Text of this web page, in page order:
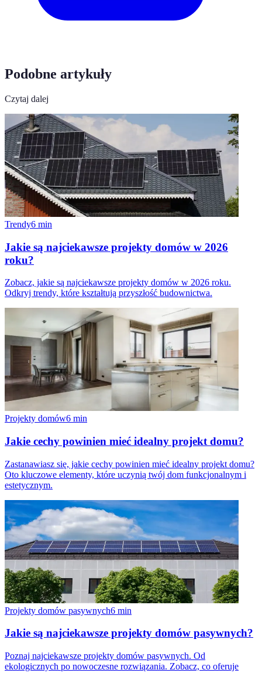
Podobne artykuły
Czytaj dalej
Trendy6 min
Jakie są najciekawsze projekty domów w 2026
roku?
Zobacz, jakie są najciekawsze projekty domów w 2026 roku.
Odkryj trendy, które kształtują przyszłość budownictwa.
Projekty domów6 min
Jakie cechy powinien mieć idealny projekt domu?
Zastanawiasz się, jakie cechy powinien mieć idealny projekt domu?
Oto kluczowe elementy, które uczynią twój dom funkcjonalnym i
estetycznym.
Projekty domów pasywnych6 min
Jakie są najciekawsze projekty domów pasywnych?
Poznaj najciekawsze projekty domów pasywnych. Od
ekologicznych po nowoczesne rozwiązania. Zobacz, co oferuje